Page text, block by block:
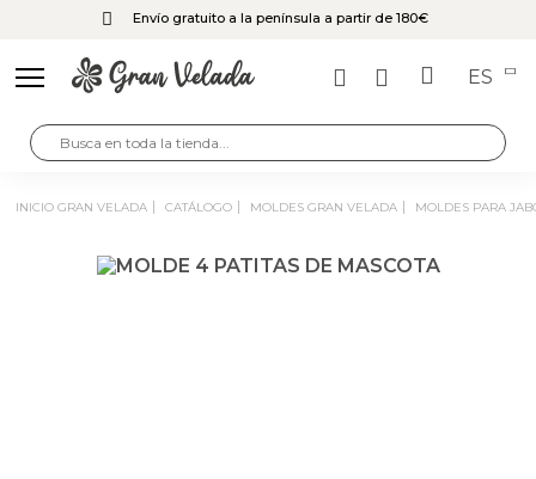
Envío gratuito a la península a partir de 180€
ES
INICIO GRAN VELADA CATÁLOGO MOLDES GRAN VELADA MOLDES PARA